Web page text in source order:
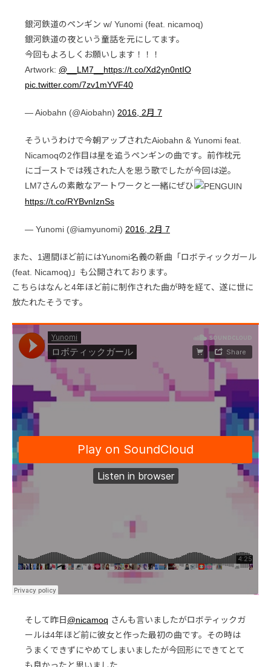
銀河鉄道のペンギン w/ Yunomi (feat. nicamoq)
銀河鉄道の夜という童話を元にしてます。
今回もよろしくお願いします！！！
Artwork: @__LM7__ https://t.co/Xd2yn0ntIO
pic.twitter.com/7zv1mYVF40
— Aiobahn (@Aiobahn) 2016, 2月 7
そういうわけで今朝アップされたAiobahn & Yunomi feat.
Nicamoqの2作目は星を追うペンギンの曲です。前作枕元
にゴーストでは残された人を思う歌でしたが今回は逆。
LM7さんの素敵なアートワークと一緒にぜひ
https://t.co/RYBvnIznSs
— Yunomi (@iamyunomi) 2016, 2月 7
また、1週間ほど前にはYunomi名義の新曲「ロボティックガール
(feat. Nicamoq)」も公開されております。
こちらはなんと4年ほど前に制作された曲が時を経て、遂に世に
放たれたそうです。
そして昨日 @nicamoq さんも言いましたがロボティックガ
ールは4年ほど前に彼女と作った最初の曲です。その時は
うまくできずにやめてしまいましたが今回形にできてとて